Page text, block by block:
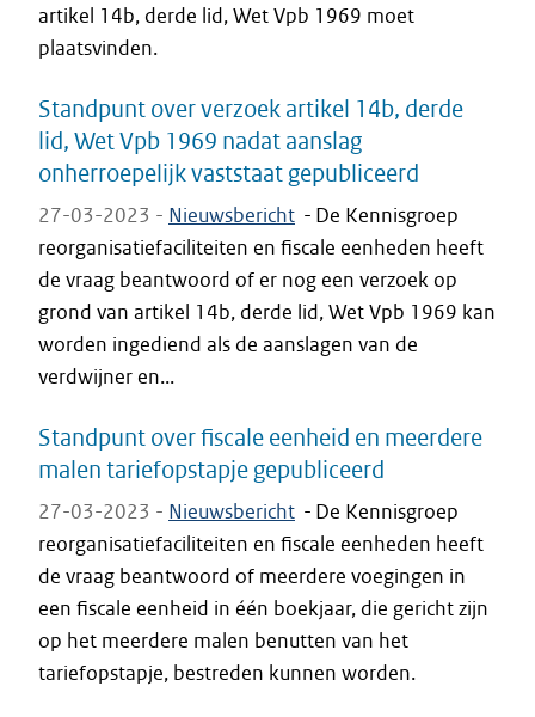
artikel 14b, derde lid, Wet Vpb 1969 moet
plaatsvinden.
Standpunt over verzoek artikel 14b, derde
lid, Wet Vpb 1969 nadat aanslag
onherroepelijk vaststaat gepubliceerd
27-03-2023 - Nieuwsbericht - De Kennisgroep
reorganisatiefaciliteiten en fiscale eenheden heeft
de vraag beantwoord of er nog een verzoek op
grond van artikel 14b, derde lid, Wet Vpb 1969 kan
worden ingediend als de aanslagen van de
verdwijner en...
Standpunt over fiscale eenheid en meerdere
malen tariefopstapje gepubliceerd
27-03-2023 - Nieuwsbericht - De Kennisgroep
reorganisatiefaciliteiten en fiscale eenheden heeft
de vraag beantwoord of meerdere voegingen in
een fiscale eenheid in één boekjaar, die gericht zijn
op het meerdere malen benutten van het
tariefopstapje, bestreden kunnen worden.